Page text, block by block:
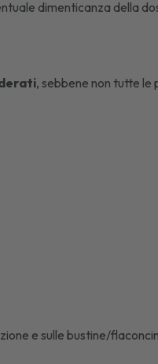
dimenticanza della
, sebbene non tutte le
e sulle bustine/